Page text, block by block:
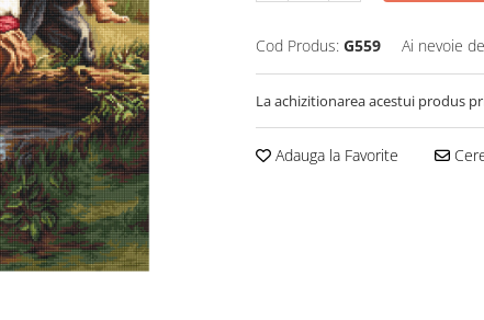
Cod Produs: G559 Ai nevoie
La achizitionarea acestui produs
Adauga la Favorite